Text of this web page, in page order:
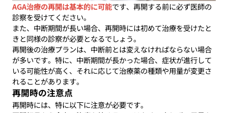
AGA治療の再開は基本的に可能です、再開する前に必ず医師の
診察を受けてください。
また、中断期間が長い場合、再開時には初めて治療を受けたと
きと同様の診察が必要となるでしょう。
再開後の治療プランは、中断前とは変えなければならない場合
が多いです。特に、中断期間が長かった場合、症状が進行して
いる可能性が高く、それに応じて治療薬の種類や用量が変更さ
れることがあります。
再開時の注意点
再開時には、特に以下に注意が必要です。